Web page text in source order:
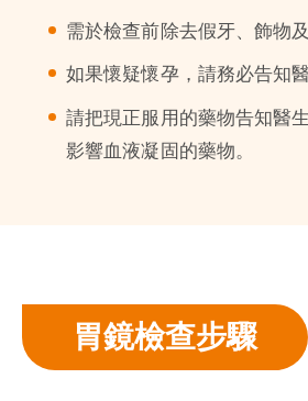
需於檢查前除去假牙、飾物
如果懷疑懷孕，請務必告知醫
請把現正服用的藥物告知醫
影響血液凝固的藥物。
胃鏡檢查步驟